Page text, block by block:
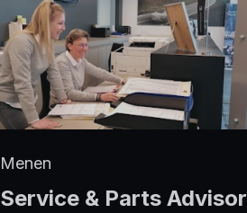
Menen
Service & Parts Advisor